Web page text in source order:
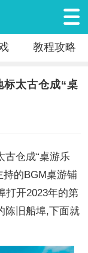
教程攻略
太古仓成“桌
古仓成“桌游乐
持的BGM桌游铺
打开2023年的第
陈旧船埠,下面就